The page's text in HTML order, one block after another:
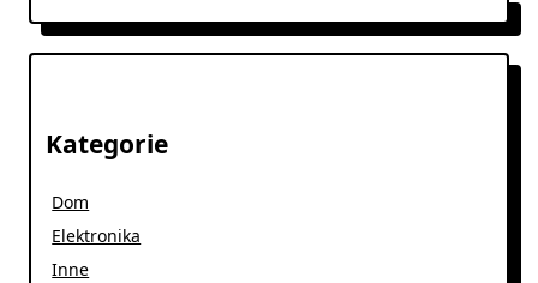
Kategorie
Dom
Elektronika
Inne